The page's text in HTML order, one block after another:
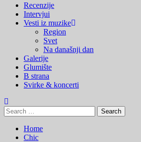
Primary
Menu
Recenzije
Intervjui
Vesti iz muzike
Region
Svet
Na današnji dan
Galerije
Glumište
B strana
Svirke & koncerti
Search
for:
Home
Chic